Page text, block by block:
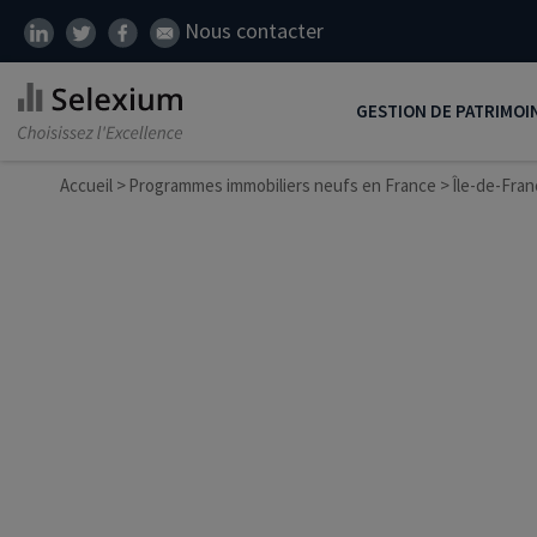
Nous contacter
GESTION DE
Développer son
Accueil Programmes immobiliers neufs en France Île-de-